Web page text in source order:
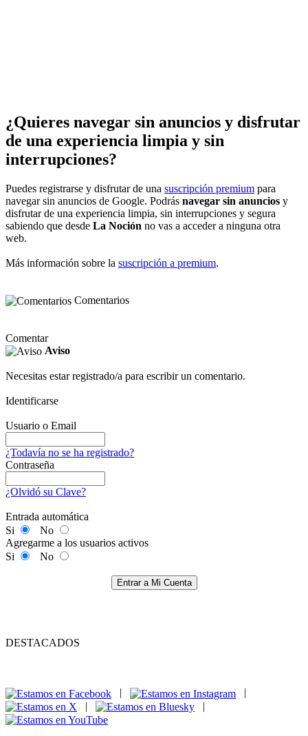
¿Quieres navegar sin anuncios y disfrutar
de una experiencia limpia y sin
interrupciones?
Puedes registrarse y disfrutar de una suscripción premium para
navegar sin anuncios de Google. Podrás navegar sin anuncios y
disfrutar de una experiencia limpia, sin interrupciones y segura
sabiendo que desde La Noción no vas a acceder a ninguna otra
web.
Más información sobre la suscripción a premium.
Comentarios
Comentar
Aviso
Necesitas estar registrado/a para escribir un comentario.
Identificarse
Usuario o Email
¿Todavía no se ha registrado?
Contraseña
¿Olvidó su Clave?
Entrada automática
Si
No
Agregarme a los usuarios activos
Si
No
Entrar a Mi Cuenta
DESTACADOS
|
|